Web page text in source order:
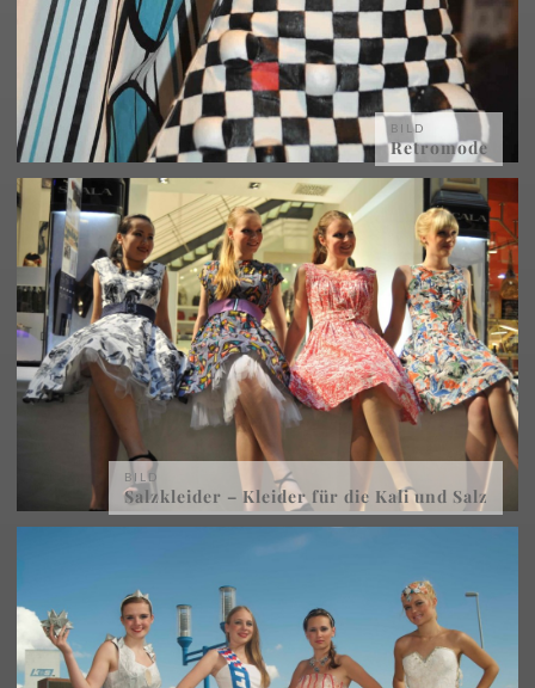
BILD
Retromode
BILD
Salzkleider – Kleider für die Kali und Salz